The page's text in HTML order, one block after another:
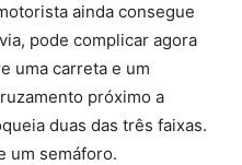
ainda consegue
pode complicar agora
uma carreta e um
próximo a
duas das três faixas.
um semáforo.